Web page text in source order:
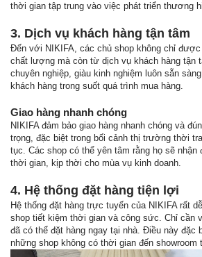
thời gian tập trung vào việc phát triển thương
3. Dịch vụ khách hàng tận tâm
Đến với NIKIFA, các chủ shop không chỉ
chất lượng mà còn từ dịch vụ khách hàng tận
chuyên nghiệp, giàu kinh nghiệm luôn sẵn
khách hàng trong suốt quá trình mua hàng.
Giao hàng nhanh chóng
NIKIFA đảm bảo giao hàng nhanh chóng và
trọng, đặc biệt trong bối cảnh thị trường thời
tục. Các shop có thể yên tâm rằng họ sẽ nhận
thời gian, kịp thời cho mùa vụ kinh doanh.
4. Hệ thống đặt hàng tiện lợi
Hệ thống đặt hàng trực tuyến của NIKIFA rất
shop tiết kiệm thời gian và công sức. Chỉ cần
đã có thể đặt hàng ngay tại nhà. Điều này đặc
những shop không có thời gian đến showroom